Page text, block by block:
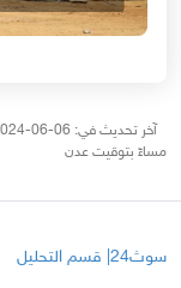
مساءً بتوقيت عدن
سوث24| قسم التحليل